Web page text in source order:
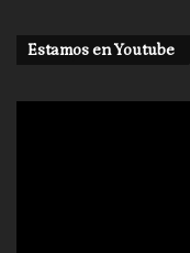
Estamos en Youtube